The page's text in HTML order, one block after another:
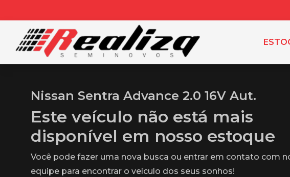
Nissan Sentra Advance 2.0 16V Aut.
Este veículo não está mais
disponível em nosso estoque
Você pode fazer uma nova busca ou entrar em contato com
equipe para encontrar o veículo dos seus sonhos!